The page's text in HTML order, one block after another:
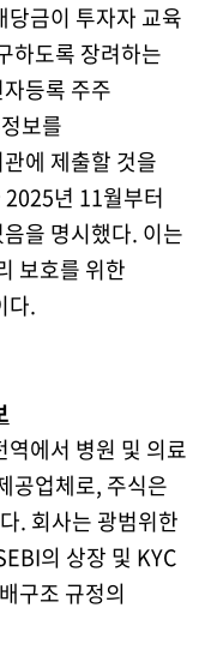
금이 투자자 교육
하도록 장려하는
등록 주주
보를
에 제출할 것을
년 11월부터
을 명시했다. 이는
보호를 위한
다.
에서 병원 및 의료
공업체로, 주식은
. 회사는 광범위한
의 상장 및 KYC
구조 규정의